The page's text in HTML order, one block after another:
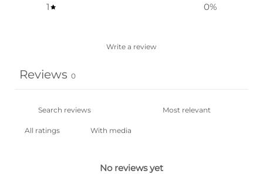
1
0%
Write a review
Reviews 0
With media
No reviews yet